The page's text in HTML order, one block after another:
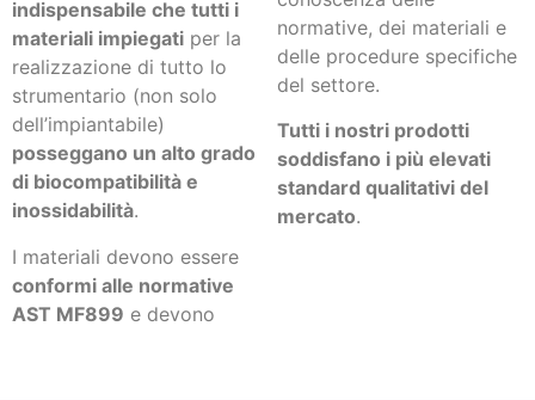
indispensabile che tutti i
materiali impiegati per la
realizzazione di tutto lo
strumentario (non solo
dell’impiantabile)
posseggano un alto grado
di biocompatibilità e
inossidabilità.
I materiali devono essere
conformi alle normative
AST MF899 e devono
normative, dei materiali e
delle procedure specifiche
del settore.
Tutti i nostri prodotti
soddisfano i più elevati
standard qualitativi del
mercato.